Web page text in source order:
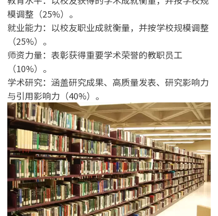
模调整（25%）。
就业能力：以校友职业成就衡量，并按学校规模调整
（25%）。
师资力量：表彰获得重要学术荣誉的教职员工
（10%）。
学术研究：涵盖研究成果、高质量发表、研究影响力
与引用影响力（40%）。